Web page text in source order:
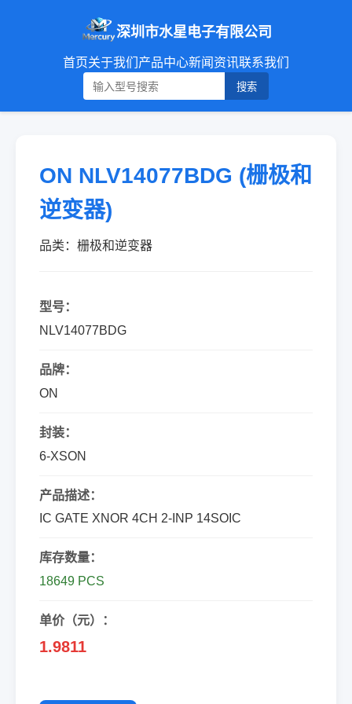
深圳市水星电子有限公司
首页关于我们 产品中心新闻资讯联系我们
搜索
ON NLV14077BDG (栅极和
逆变器)
品类：栅极和逆变器
型号：
NLV14077BDG
品牌：
ON
封装：
6-XSON
产品描述：
IC GATE XNOR 4CH 2-INP 14SOIC
库存数量：
18649 PCS
单价（元）：
1.9811